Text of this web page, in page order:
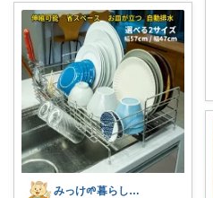
みっけ🌱暮らしとファッション